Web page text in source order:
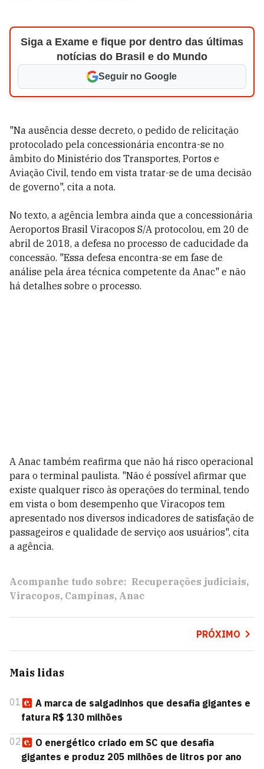
Siga a Exame e fique por dentro das últimas
notícias do Brasil e do Mundo
Seguir no Google
"Na ausência desse decreto, o pedido de relicitação
protocolado pela concessionária encontra-se no
âmbito do Ministério dos Transportes, Portos e
Aviação Civil, tendo em vista tratar-se de uma decisão
de governo", cita a nota.
No texto, a agência lembra ainda que a concessionária
Aeroportos Brasil Viracopos S/A protocolou, em 20 de
abril de 2018, a defesa no processo de caducidade da
concessão. "Essa defesa encontra-se em fase de
análise pela área técnica competente da Anac" e não
há detalhes sobre o processo.
A Anac também reafirma que não há risco operacional
para o terminal paulista. "Não é possível afirmar que
existe qualquer risco às operações do terminal, tendo
em vista o bom desempenho que Viracopos tem
apresentado nos diversos indicadores de satisfação de
passageiros e qualidade de serviço aos usuários", cita
a agência.
Acompanhe tudo sobre: Recuperações judiciais
Viracopos Campinas Anac
PRÓXIMO
Mais lidas
01
A marca de salgadinhos que desafia gigantes e
fatura R$ 130 milhões
02
O energético criado em SC que desafia
gigantes e produz 205 milhões de litros por ano